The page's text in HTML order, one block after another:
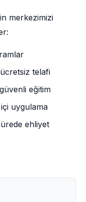
merkezimizi
telafi
eğitim
uygulama
ehliyet